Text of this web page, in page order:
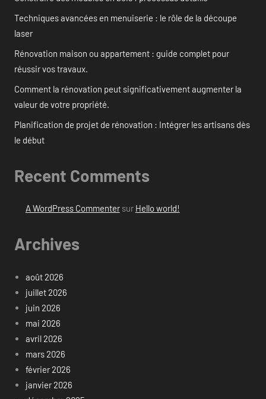
Techniques avancées en menuiserie : le rôle de la découpe
laser
Rénovation maison ou appartement : guide complet pour
réussir vos travaux.
Comment la rénovation peut significativement augmenter la
valeur de votre propriété.
Planification de projet de rénovation : Intégrer les artisans dès
le début
Recent Comments
A WordPress Commentersur Hello world!
Archives
août 2026
juillet 2026
juin 2026
mai 2026
avril 2026
mars 2026
février 2026
janvier 2026